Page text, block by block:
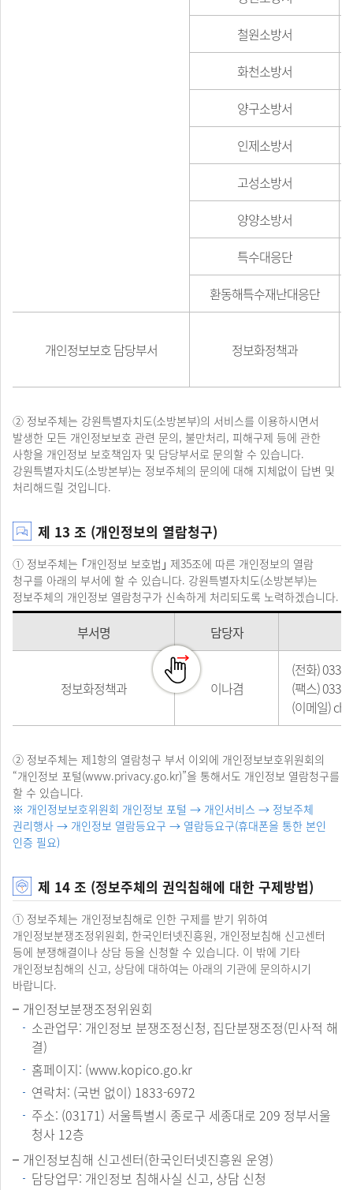
철원소방서
화천소방서
양구소방서
인제소방서
고성소방서
양양소방서
특수대응단
환동해특수재난대응단
개인정보보호 담당부서 정보화정책과
② 정보주체는 강원특별자치도(소방본부)의 서비스를 이용하시면서
발생한 모든 개인정보보호 관련 문의, 불만처리, 피해구제 등에 관한
사항을 개인정보 보호책임자 및 담당부서로 문의할 수 있습니다.
강원특별자치도(소방본부)는 정보주체의 문의에 대해 지체없이 답변 및
처리해드릴 것입니다.
제 13 조 (개인정보의 열람청구)
① 정보주체는 ｢개인정보 보호법｣ 제35조에 따른 개인정보의 열람
청구를 아래의 부서에 할 수 있습니다. 강원특별자치도(소방본부)는
정보주체의 개인정보 열람청구가 신속하게 처리되도록 노력하겠습니다.
부서명 담당자
정보화정책과 이나겸
(전화) 033-
(팩스) 033-
(이메일)
② 정보주체는 제1항의 열람청구 부서 이외에 개인정보보호위원회의
“개인정보 포털(www.privacy.go.kr)”을 통해서도 개인정보 열람청구를
할 수 있습니다.
※ 개인정보보호위원회 개인정보 포털 → 개인서비스 → 정보주체
권리행사 → 개인정보 열람등요구 → 열람등요구(휴대폰을 통한 본인
인증 필요)
제 14 조 (정보주체의 권익침해에 대한 구제방법)
① 정보주체는 개인정보침해로 인한 구제를 받기 위하여
개인정보분쟁조정위원회, 한국인터넷진흥원, 개인정보침해 신고센터
등에 분쟁해결이나 상담 등을 신청할 수 있습니다. 이 밖에 기타
개인정보침해의 신고, 상담에 대하여는 아래의 기관에 문의하시기
바랍니다.
개인정보분쟁조정위원회
소관업무: 개인정보 분쟁조정신청, 집단분쟁조정(민사적 해
결)
홈페이지: (www.kopico.go.kr
연락처: (국번 없이) 1833-6972
주소: (03171) 서울특별시 종로구 세종대로 209 정부서울
청사 12층
개인정보침해 신고센터(한국인터넷진흥원 운영)
담당업무: 개인정보 침해사실 신고, 상담 신청